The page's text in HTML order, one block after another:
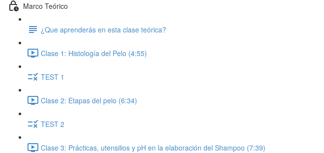
Marco Teórico
¿Que aprenderás en esta clase teórica?
Clase 1: Histología del Pelo (4:55)
TEST 1
Clase 2: Etapas del pelo (6:34)
TEST 2
Clase 3: Prácticas, utensilios y pH en la elaboración del Shampoo (7:39)